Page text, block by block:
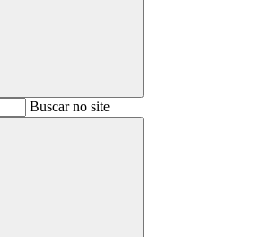
BuscarBuscar no site